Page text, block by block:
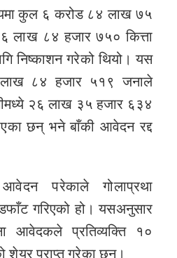
कुल ६ करोड ८४ लाख ७५
६ लाख ८४ हजार ७५० कित्ता
निष्काशन गरेको थियो। यस
८४ हजार ५१९ जनाले
२६ लाख ३५ हजार ६३४
छन् भने बाँकी आवेदन रद्द
परेकाले गोलाप्रथा
गरिएको हो। यसअनुसार
आवेदकले प्रतिव्यक्ति १०
शेयर प्राप्त गरेका छन्।